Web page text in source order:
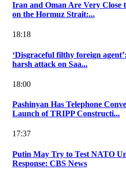
Iran and Oman Are Very Close
on the Hormuz Strait:...
18:18
‘Disgraceful filthy foreign
harsh attack on Saa...
18:00
Pashinyan Has Telephone
Launch of TRIPP Constructi...
17:37
Putin May Try to Test NATO
Response: CBS News